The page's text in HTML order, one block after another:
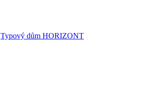
Typový dům HORIZONT